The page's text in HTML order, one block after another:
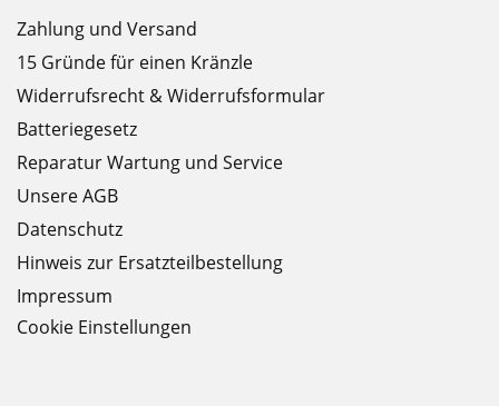
Zahlung und Versand
15 Gründe für einen Kränzle
Widerrufsrecht & Widerrufsformular
Batteriegesetz
Reparatur Wartung und Service
Unsere AGB
Datenschutz
Hinweis zur Ersatzteilbestellung
Impressum
Cookie Einstellungen